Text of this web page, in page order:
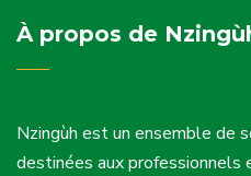
À propos de
Nzingùh est un ensemble de
destinées aux professionnels